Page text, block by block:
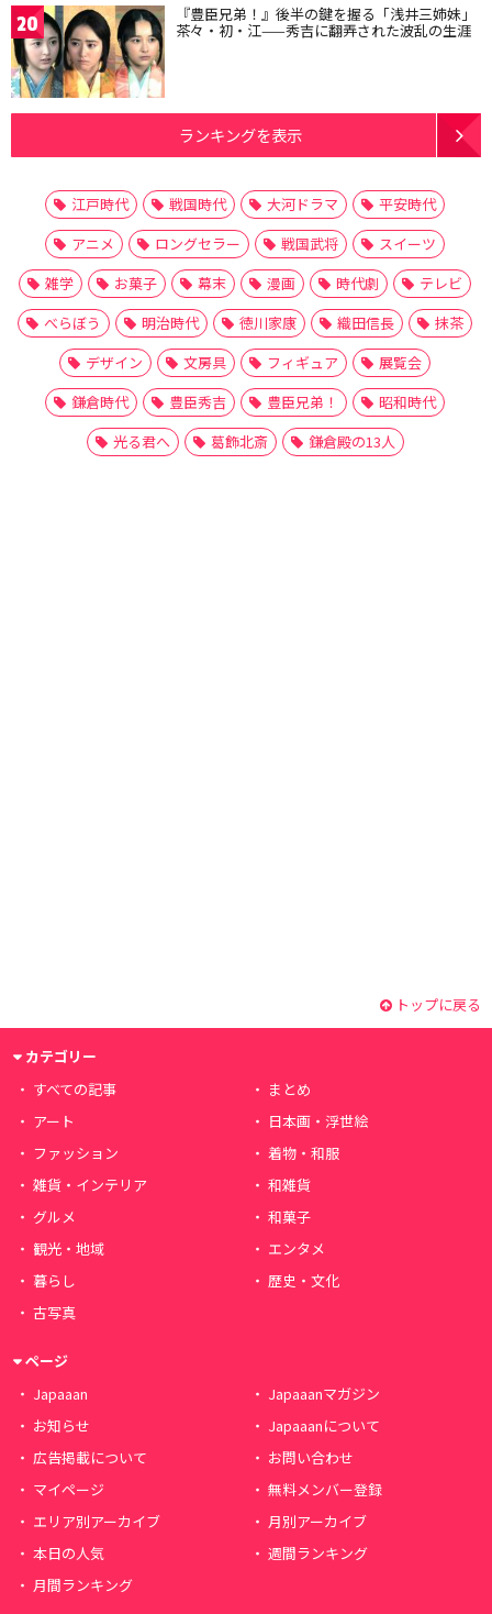
20 『豊臣兄弟！』後半の鍵を握る「浅井三姉妹」
茶々・初・江——秀吉に翻弄された波乱の生涯
ランキングを表示
江戸時代 戦国時代 大河ドラマ
平安時代
アニメ
ロングセラー 戦国武将
スイーツ
雑学
お菓子 幕末 漫画 時代劇
テレビ
べらぼう
明治時代 徳川家康 織田信長
抹茶
デザイン
文房具 フィギュア
展覧会
鎌倉時代
豊臣秀吉 豊臣兄弟！
昭和時代
光る君へ
葛飾北斎 鎌倉殿の13人
トップに戻る
カテゴリー
すべての記事
まとめ
アート
日本画・浮世絵
ファッション
着物・和服
雑貨・インテリア
和雑貨
グルメ
和菓子
観光・地域
エンタメ
暮らし
歴史・文化
古写真
ページ
Japaaan
Japaaanマガジン
お知らせ
Japaaanについて
広告掲載について
お問い合わせ
マイページ
無料メンバー登録
エリア別アーカイブ
月別アーカイブ
本日の人気
週間ランキング
月間ランキング